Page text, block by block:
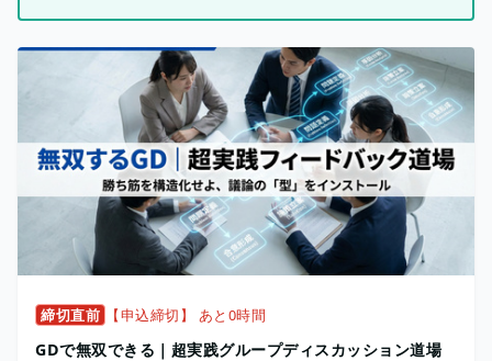
締切直前 【申込締切】 あと0時間
GDで無双できる｜超実践グループディスカッション道場